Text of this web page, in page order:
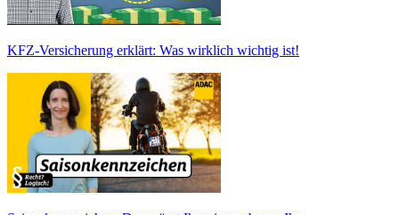
KFZ-Versicherung erklärt: Was wirklich wichtig ist!